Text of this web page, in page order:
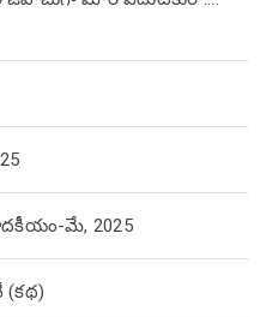
మే, 2025